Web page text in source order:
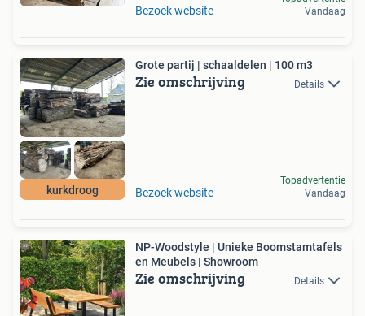
Bezoek website
Vandaag
kurkdroog
Grote partij | schaaldelen | 100 m3
Zie omschrijving Details
Bezoek website
Topadvertentie
Vandaag
NP-Woodstyle | Unieke Boomstamtafels
en Meubels | Showroom
Zie omschrijving Details